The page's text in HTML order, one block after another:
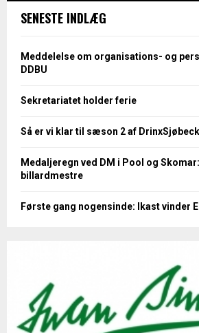
SENESTE INDLÆG
Meddelelse om organisations- og
DDBU
Sekretariatet holder ferie
Så er vi klar til sæson 2 af
Medaljeregn ved DM i Pool og
billardmestre
Første gang nogensinde: Ikast vinder